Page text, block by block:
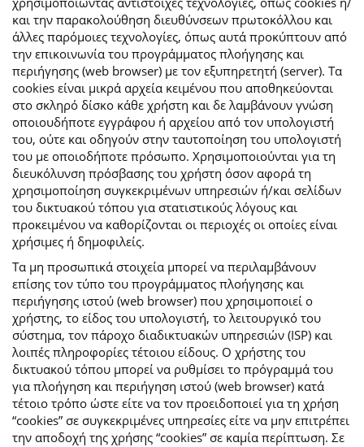
και την παρακολούθηση διευθύνσεων πρωτοκόλλου και
άλλες παρόμοιες τεχνολογίες, όπως αυτά προκύπτουν από
την επικοινωνία του προγράμματος πλοήγησης και
περιήγησης (web browser) με τον εξυπηρετητή (server). Τα
cookies είναι μικρά αρχεία κειμένου που αποθηκεύονται
στο σκληρό δίσκο κάθε χρήστη και δε λαμβάνουν γνώση
οποιουδήποτε εγγράφου ή αρχείου από τον υπολογιστή
του, ούτε και οδηγούν στην ταυτοποίηση του υπολογιστή
του με οποιοδήποτε πρόσωπο. Χρησιμοποιούνται για τη
διευκόλυνση πρόσβασης του χρήστη όσον αφορά τη
χρησιμοποίηση συγκεκριμένων υπηρεσιών ή/και σελίδων
του δικτυακού τόπου για στατιστικούς λόγους και
προκειμένου να καθορίζονται οι περιοχές οι οποίες είναι
χρήσιμες ή δημοφιλείς.
Τα μη προσωπικά στοιχεία μπορεί να περιλαμβάνουν
επίσης τον τύπο του προγράμματος πλοήγησης και
περιήγησης ιστού (web browser) που χρησιμοποιεί ο
χρήστης, το είδος του υπολογιστή, το λειτουργικό του
σύστημα, τον πάροχο διαδικτυακών υπηρεσιών (ISP) και
λοιπές πληροφορίες τέτοιου είδους. Ο χρήστης του
δικτυακού τόπου μπορεί να ρυθμίσει το πρόγραμμά του
για πλοήγηση και περιήγηση ιστού (web browser) κατά
τέτοιο τρόπο ώστε είτε να τον προειδοποιεί για τη χρήση
“cookies” σε συγκεκριμένες υπηρεσίες είτε να μην επιτρέπει
την αποδοχή της χρήσης “cookies” σε καμία περίπτωση. Σε